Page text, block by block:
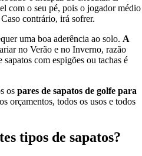
com o seu pé, pois o jogador médio
contrário, irá sofrer.
uma boa aderência ao solo. A
no Verão e no Inverno, razão
com espigões ou tachas é
os pares de sapatos de golfe para
orçamentos, todos os usos e todos
tipos de sapatos?